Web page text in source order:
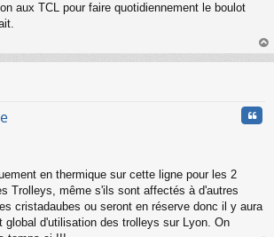
aux TCL pour faire quotidiennement le boulot
au
en thermique sur cette ligne pour les 2
Trolleys, même s'ils sont affectés à d'autres
cristadaubes ou seront en réserve donc il y aura
global d'utilisation des trolleys sur Lyon. On